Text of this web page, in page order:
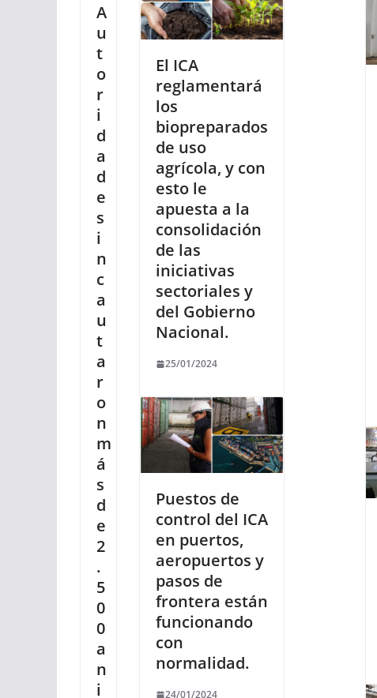
A
u
t
o
r
i
d
a
d
e
s
i
n
c
a
u
t
a
r
o
n
m
á
s
d
e
2
.
5
0
0
a
n
i
El ICA
reglamentará
los
biopreparados
de uso
agrícola, y con
esto le
apuesta a la
consolidación
de las
iniciativas
sectoriales y
del Gobierno
Nacional.
25/01/2024
Puestos de
control del ICA
en puertos,
aeropuertos y
pasos de
frontera están
funcionando
con
normalidad.
24/01/2024